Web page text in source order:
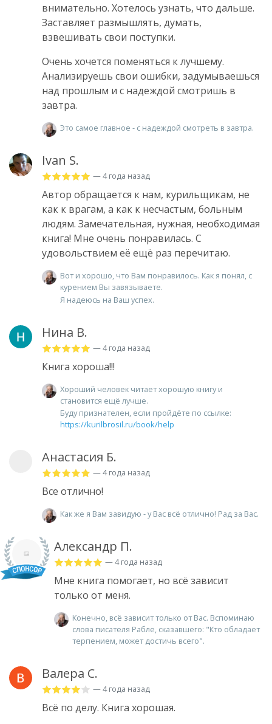
внимательно. Хотелось узнать, что дальше.
Заставляет размышлять, думать,
взвешивать свои поступки.
Очень хочется поменяться к лучшему.
Анализируешь свои ошибки, задумываешься
над прошлым и с надеждой смотришь в
завтра.
Это самое главное - с надеждой смотреть в завтра.
Ivan S.
— 4 года назад
Автор обращается к нам, курильщикам, не
как к врагам, а как к несчастым, больным
людям. Замечательная, нужная, необходимая
книга! Мне очень понравилась. С
удовольствием её ещё раз перечитаю.
Вот и хорошо, что Вам понравилось. Как я понял, с
курением Вы завязываете.
Я надеюсь на Ваш успех.
Нина В.
— 4 года назад
Книга хороша!!!
Хороший человек читает хорошую книгу и
становится ещё лучше.
Буду признателен, если пройдёте по ссылке:
https://kurilbrosil.ru/book/help
Анастасия Б.
— 4 года назад
Все отлично!
Как же я Вам завидую - у Вас всё отлично! Рад за Вас.
Александр П.
— 4 года назад
Мне книга помогает, но всё зависит
только от меня.
Конечно, всё зависит только от Вас. Вспоминаю
слова писателя Рабле, сказавшего: "Кто обладает
терпением, может достичь всего".
Валера С.
— 4 года назад
Всё по делу. Книга хорошая.